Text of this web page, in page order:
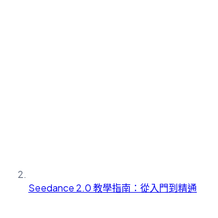
Seedance 2.0 教學指南：從入門到精通